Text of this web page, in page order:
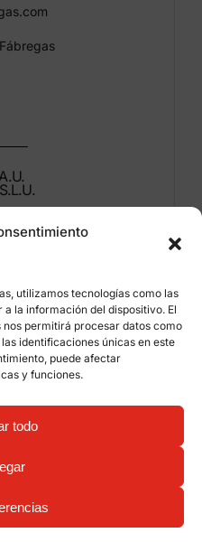
utilizamos tecnologías como las
la información del dispositivo. El
permitirá procesar datos como
identificaciones únicas en este
puede afectar
y funciones.
todo
Privacy policy
– ECO Friendly urban
Web design: qualitystudio